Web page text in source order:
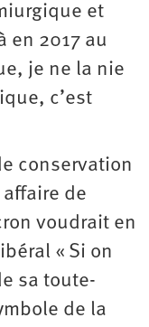
et
en 2017 au
je ne la nie
c’est
conservation
de
voudrait en
« Si on
sa toute-
de la